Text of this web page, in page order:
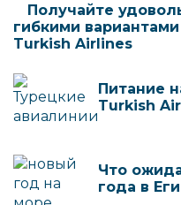
Получайте
гибкими
Turkish Airlines
Питание
Turkish
Что
года в